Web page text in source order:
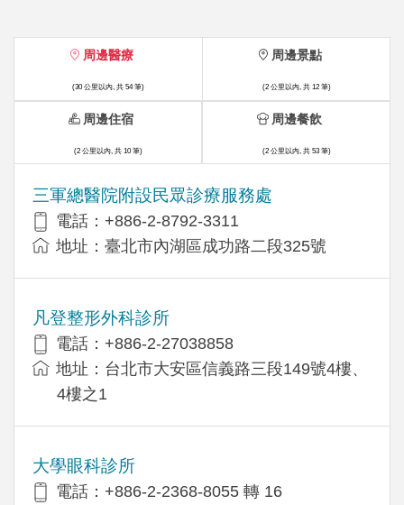
周邊醫療
(30 公里以內, 共 54 筆)
三軍總醫院附設民眾診療服務處
電話：+886-2-8792-3311
地址：臺北市內湖區成功路二段325號
凡登整形外科診所
電話：+886-2-27038858
地址：台北市大安區信義路三段149號4樓、
4樓之1
大學眼科診所
電話：+886-2-2368-8055 轉 16
周邊景點
(2 公里以內, 共 12 筆)
周邊住宿
(2 公里以內, 共 10 筆)
周邊餐飲
(2 公里以內, 共 53 筆)